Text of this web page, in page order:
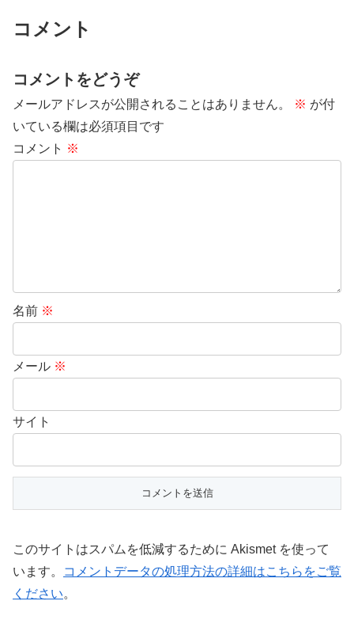
コメント
コメントをどうぞ
メールアドレスが公開されることはありません。 ※ が付
いている欄は必須項目です
コメント ※
名前 ※
メール ※
サイト
このサイトはスパムを低減するために Akismet を使って
います。
コメントデータの処理方法の詳細はこちらをご覧
ください。